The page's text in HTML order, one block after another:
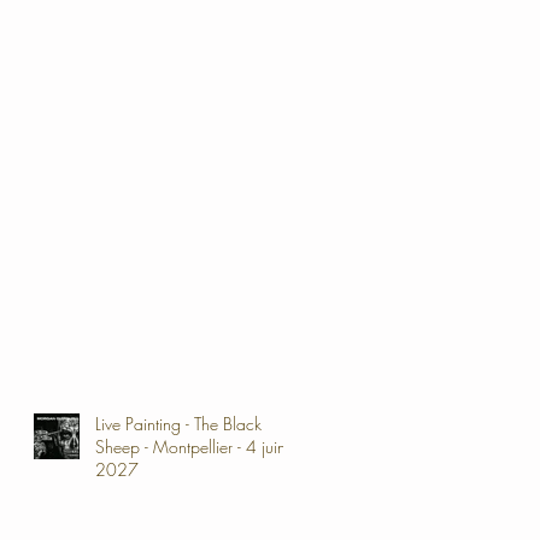
Live Painting - The Black
Sheep - Montpellier - 4 juin
2027